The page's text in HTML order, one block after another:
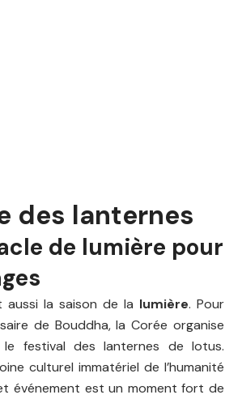
des lanternes
de lumière pour
aussi la saison de la lumière. Pour
de Bouddha, la Corée organise
festival des lanternes de lotus.
culturel immatériel de l’humanité
événement est un moment fort de